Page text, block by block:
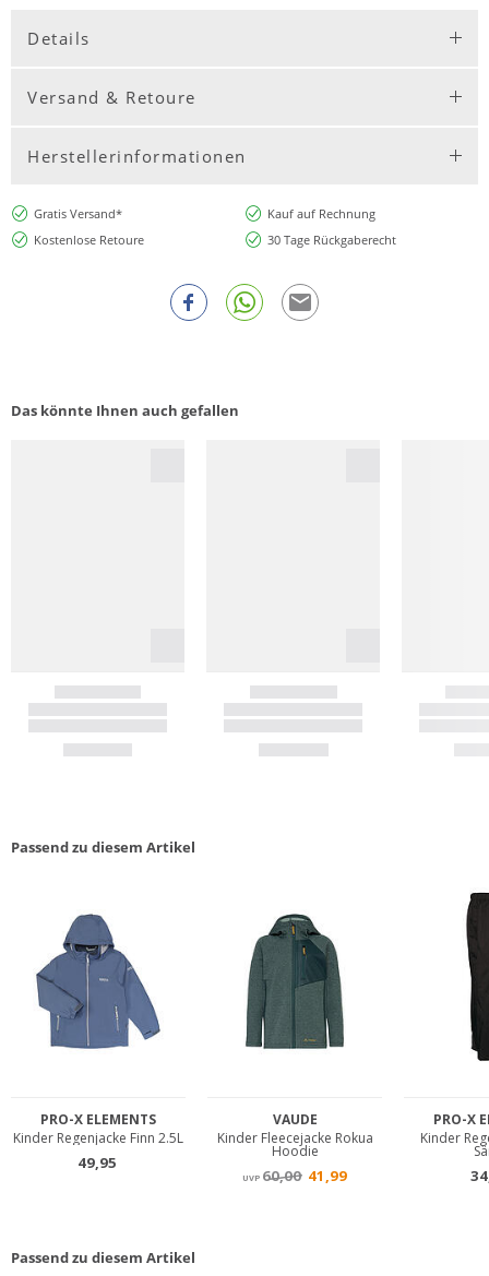
Details
Versand & Retoure
Herstellerinformationen
Gratis Versand*
Kauf auf Rechnung
Kostenlose Retoure
30 Tage Rückgaberecht
Das könnte Ihnen auch gefallen
Passend zu diesem Artikel
Passend zu diesem Artikel